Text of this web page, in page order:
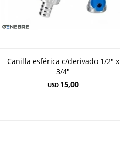
Canilla esférica c/derivado 1/2" x
3/4"
USD 15,00